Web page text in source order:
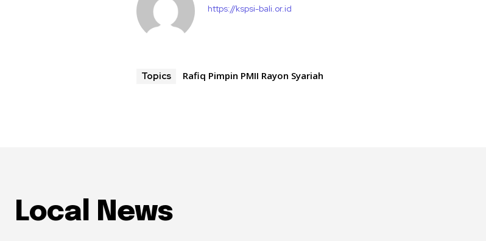
https://kspsi-bali.or.id
Topics Rafiq Pimpin PMII Rayon Syariah
Local News